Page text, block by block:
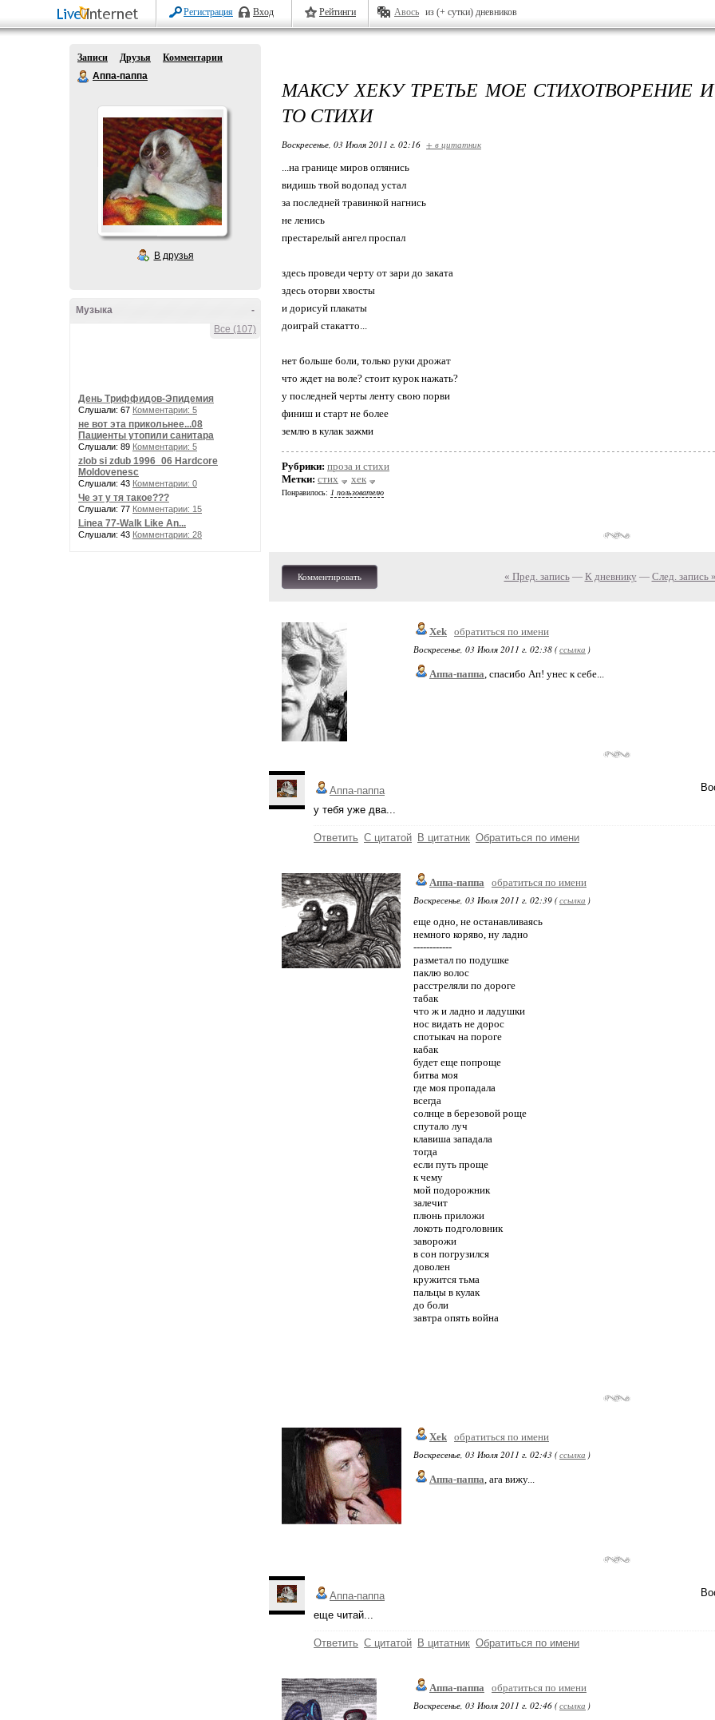
Регистрация Вход Рейтинги Авось из (+ сутки) дневников
Записи Друзья
Комментарии
Аппа-паппа
В друзья
-
Музыка
Все (107)
День Триффидов-Эпидемия
Слушали: 67 Комментарии: 5
не вот эта прикольнее...08
Пациенты утопили санитара
Слушали: 89 Комментарии: 5
zlob si zdub 1996_06 Hardcore
Moldovenesc
Слушали: 43 Комментарии: 0
Че эт у тя такое???
Слушали: 77 Комментарии: 15
Linea 77-Walk Like An...
Слушали: 43 Комментарии: 28
МАКСУ ХЕКУ ТРЕТЬЕ МОЕ СТИХОТВОРЕНИЕ
ТО СТИХИ
Воскресенье, 03 Июля 2011 г. 02:16 + в цитатник
...на границе миров оглянись
видишь твой водопад устал
за последней травинкой нагнись
не ленись
престарелый ангел проспал
здесь проведи черту от зари до заката
здесь оторви хвосты
и дорисуй плакаты
доиграй стакатто...
нет больше боли, только руки дрожат
что ждет на воле? стоит курок нажать?
у последней черты ленту свою порви
финиш и старт не более
землю в кулак зажми
Рубрики: проза и стихи
Метки: стих хек
Понравилось: 1 пользователю
Комментировать « Пред. запись— К дневнику — След. запись »
Xek обратиться по имени
Воскресенье, 03 Июля 2011 г. 02:38 (ссылка )
Аппа-паппа, спасибо Ап! унес к себе...
Аппа-паппа
у тебя уже два...
Ответить С цитатой В цитатник Обратиться по имени
Аппа-паппа
обратиться по имени
Воскресенье, 03 Июля 2011 г. 02:39 (ссылка )
еще одно, не останавливаясь
немного коряво, ну ладно
------------
разметал по подушке
паклю волос
расстреляли по дороге
табак
что ж и ладно и ладушки
нос видать не дорос
спотыкач на пороге
кабак
будет еще попроще
битва моя
где моя пропадала
всегда
солнце в березовой роще
спутало луч
клавиша западала
тогда
если путь проще
к чему
мой подорожник
залечит
плюнь приложи
локоть подголовник
заворожи
в сон погрузился
доволен
кружится тьма
пальцы в кулак
до боли
завтра опять война
Xek обратиться по имени
Воскресенье, 03 Июля 2011 г. 02:43 (ссылка )
Аппа-паппа, ага вижу...
Аппа-паппа
еще читай...
Ответить С цитатой В цитатник Обратиться по имени
Аппа-паппа
обратиться по имени
Воскресенье, 03 Июля 2011 г. 02:46 (ссылка )